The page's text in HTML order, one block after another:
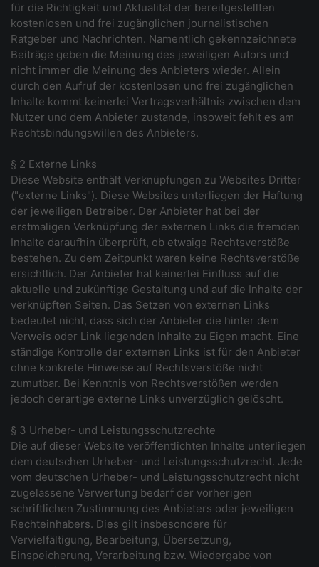
für die Richtigkeit und Aktualität der bereitgestellten
kostenlosen und frei zugänglichen journalistischen
Ratgeber und Nachrichten. Namentlich gekennzeichnete
Beiträge geben die Meinung des jeweiligen Autors und
nicht immer die Meinung des Anbieters wieder. Allein
durch den Aufruf der kostenlosen und frei zugänglichen
Inhalte kommt keinerlei Vertragsverhältnis zwischen dem
Nutzer und dem Anbieter zustande, insoweit fehlt es am
Rechtsbindungswillen des Anbieters.
§ 2 Externe Links
Diese Website enthält Verknüpfungen zu Websites Dritter
("externe Links"). Diese Websites unterliegen der Haftung
der jeweiligen Betreiber. Der Anbieter hat bei der
erstmaligen Verknüpfung der externen Links die fremden
Inhalte daraufhin überprüft, ob etwaige Rechtsverstöße
bestehen. Zu dem Zeitpunkt waren keine Rechtsverstöße
ersichtlich. Der Anbieter hat keinerlei Einfluss auf die
aktuelle und zukünftige Gestaltung und auf die Inhalte der
verknüpften Seiten. Das Setzen von externen Links
bedeutet nicht, dass sich der Anbieter die hinter dem
Verweis oder Link liegenden Inhalte zu Eigen macht. Eine
ständige Kontrolle der externen Links ist für den Anbieter
ohne konkrete Hinweise auf Rechtsverstöße nicht
zumutbar. Bei Kenntnis von Rechtsverstößen werden
jedoch derartige externe Links unverzüglich gelöscht.
§ 3 Urheber- und Leistungsschutzrechte
Die auf dieser Website veröffentlichten Inhalte unterliegen
dem deutschen Urheber- und Leistungsschutzrecht. Jede
vom deutschen Urheber- und Leistungsschutzrecht nicht
zugelassene Verwertung bedarf der vorherigen
schriftlichen Zustimmung des Anbieters oder jeweiligen
Rechteinhabers. Dies gilt insbesondere für
Vervielfältigung, Bearbeitung, Übersetzung,
Einspeicherung, Verarbeitung bzw. Wiedergabe von